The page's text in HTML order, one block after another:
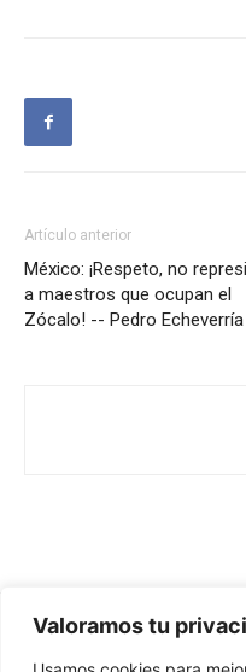
Valoramos tu
Artículo anterior
México: ¡Respeto, no
a maestros que ocupan el
Zócalo! -- Pedro Echeverría
Redes Cristianas